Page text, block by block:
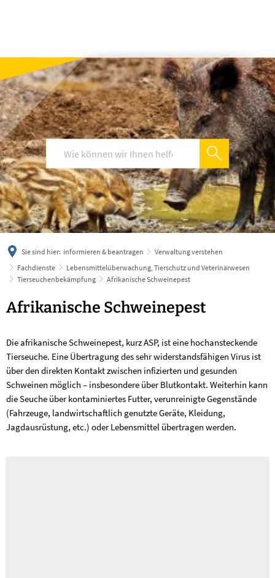
deutsch
Sie sind hier: informieren & beantragen
Verwaltung verstehen
Fachdienste
Lebensmittelüberwachung, Tierschutz und Veterinärwesen
Tierseuchenbekämpfung
Afrikanische Schweinepest
Afrikanische
Afrikanische Schweinepest
Die afrikanische Schweinepest, kurz ASP, ist eine hochansteckende
Tierseuche. Eine Übertragung des sehr widerstandsfähigen Virus ist
über den direkten Kontakt zwischen infizierten und gesunden
Schweinen möglich – insbesondere über Blutkontakt. Weiterhin kann
die Seuche über kontaminiertes Futter, verunreinigte Gegenstände
(Fahrzeuge, landwirtschaftlich genutzte Geräte, Kleidung,
Jagdausrüstung, etc.) oder Lebensmittel übertragen werden.